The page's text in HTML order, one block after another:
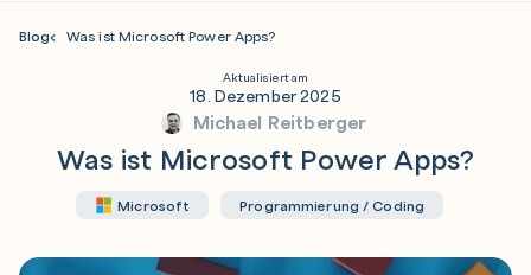
Blog Was ist Microsoft Power Apps?
Aktualisiert am
18. Dezember 2025
Michael Reitberger
Was ist Microsoft Power Apps?
Microsoft Programmierung / Coding